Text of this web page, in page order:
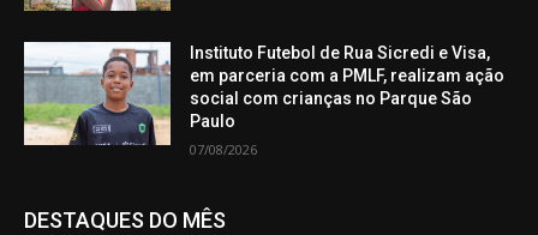
Instituto Futebol de Rua Sicredi e Visa,
em parceria com a PMLF, realizam ação
social com crianças no Parque São
Paulo
07/08/2026
DESTAQUES DO MÊS